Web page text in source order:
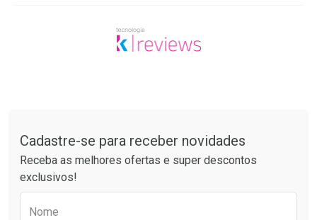
Cadastre-se para receber novidades
Receba as melhores ofertas e super descontos
exclusivos!
Nome